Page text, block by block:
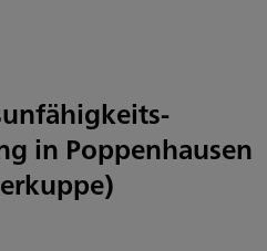
in Poppenhausen